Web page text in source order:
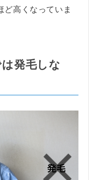
ど高くなっていま
発毛しな